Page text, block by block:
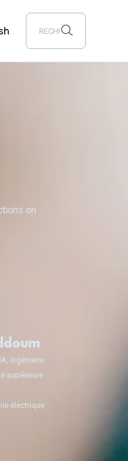
on
, Ingénierie
supérieure
électrique